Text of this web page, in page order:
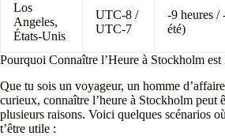
Los
Angeles,
États-Unis
UTC-8 /
UTC-7
-9 heures /
été)
Pourquoi Connaître l’Heure à Stockholm
Que tu sois un voyageur, un homme
curieux, connaître l’heure à Stockholm peut
plusieurs raisons. Voici quelques scénarios
t’être utile :